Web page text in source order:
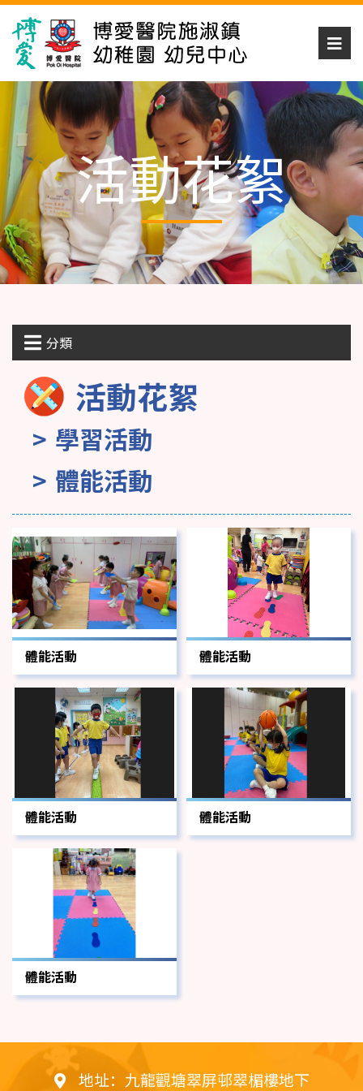
活動花絮
分類
活動花絮
學習活動
體能活動
體能活動 體能活動
體能活動 體能活動
體能活動
地址：九龍觀塘翠屏邨翠楣樓地下